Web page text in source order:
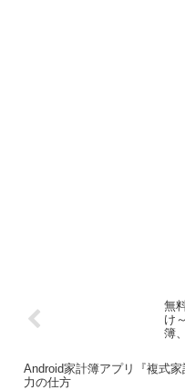
無
け
簿
Android家計簿アプリ『複式家
力の仕方